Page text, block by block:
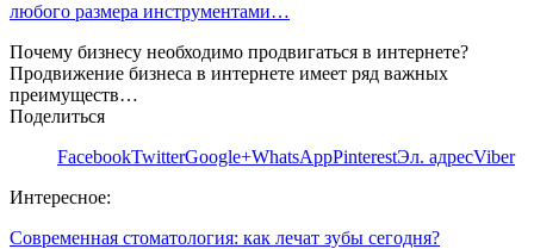
любого размера инструментами…
Почему бизнесу необходимо продвигаться в интернете?
Продвижение бизнеса в интернете имеет ряд важных
преимуществ…
Поделиться
FacebookTwitterGoogle+WhatsAppPinterestЭл. адресViber
Интересное:
Современная стоматология: как лечат зубы сегодня?